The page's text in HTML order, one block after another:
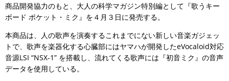
商品開発協力のもと、大人の科学マガジン特別編として『歌うキー
ボード ポケット・ミク』を４月３日に発売する。
本商品は、人の歌声を演奏するこれまでにない新しい音楽ガジェッ
トで、歌声を楽器化する心臓部にはヤマハが開発したeVocaloid対応
音源LSI “NSX-1” を搭載し、流れてくる歌声には『初音ミク』の音声
データを使用している。